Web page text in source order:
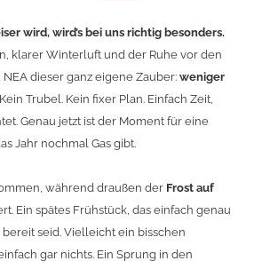
wird, wird’s bei uns richtig besonders.
klarer Winterluft und der Ruhe vor den
dieser ganz eigene Zauber: weniger
Trubel. Kein fixer Plan. Einfach Zeit,
Genau jetzt ist der Moment für eine
Jahr nochmal Gas gibt.
während draußen der Frost auf
Ein spätes Frühstück, das einfach genau
seid. Vielleicht ein bisschen
gar nichts. Ein Sprung in den